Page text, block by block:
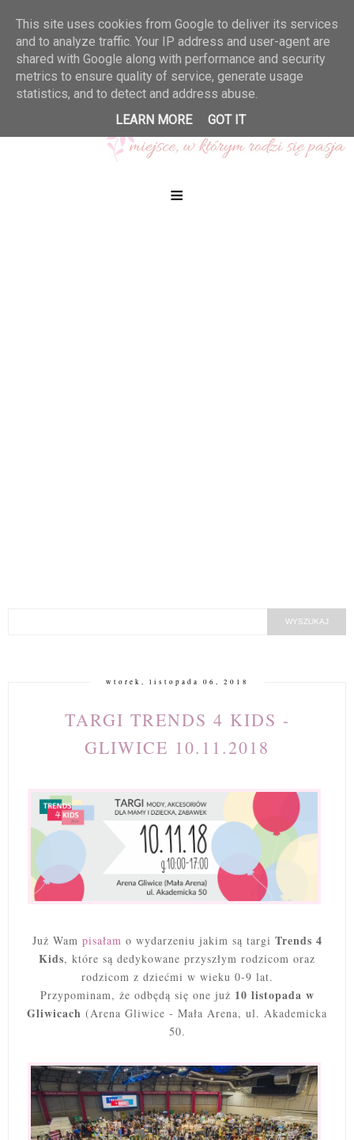
≡
wtorek, listopada 06, 2018
TARGI TRENDS 4 KIDS -
GLIWICE 10.11.2018
Już Wam pisałam o wydarzeniu jakim są targi Trends 4
Kids, które są dedykowane przyszłym rodzicom oraz
rodzicom z dziećmi w wieku 0-9 lat.
Przypominam, że odbędą się one już 10 listopada w
Gliwicach (Arena Gliwice - Mała Arena, ul. Akademicka
50.
This site uses cookies from Google to deliver its services
and to analyze traffic. Your IP address and user-agent are
shared with Google along with performance and security
metrics to ensure quality of service, generate usage
statistics, and to detect and address abuse.
LEARN MORE
GOT IT